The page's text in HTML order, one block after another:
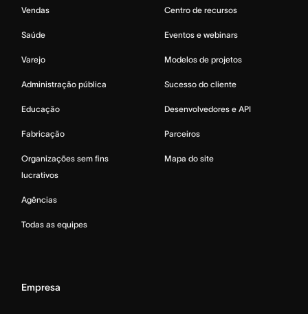
Vendas
Saúde
Varejo
Administração pública
Educação
Fabricação
Organizações sem fins
lucrativos
Agências
Todas as equipes
Centro de recursos
Eventos e webinars
Modelos de projetos
Sucesso do cliente
Desenvolvedores e API
Parceiros
Mapa do site
Empresa